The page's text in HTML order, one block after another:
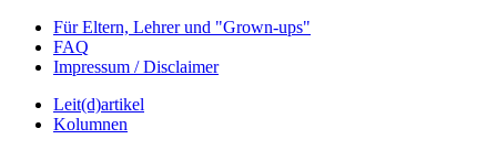
Für Eltern, Lehrer und "Grown-ups"
FAQ
Impressum / Disclaimer
Leit(d)artikel
Kolumnen